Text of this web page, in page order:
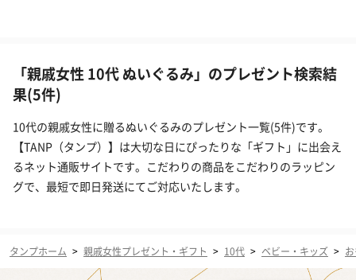
「親戚女性 10代 ぬいぐるみ」のプレゼント検索結
果(5件)
10代の親戚女性に贈るぬいぐるみのプレゼント一覧(5件)です。
【TANP（タンプ）】は大切な日にぴったりな「ギフト」に出会え
るネット通販サイトです。こだわりの商品をこだわりのラッピン
グで、最短で即日発送にてご対応いたします。
タンプホーム > 親戚女性プレゼント・ギフト > 10代 > ベビー・キッズ >